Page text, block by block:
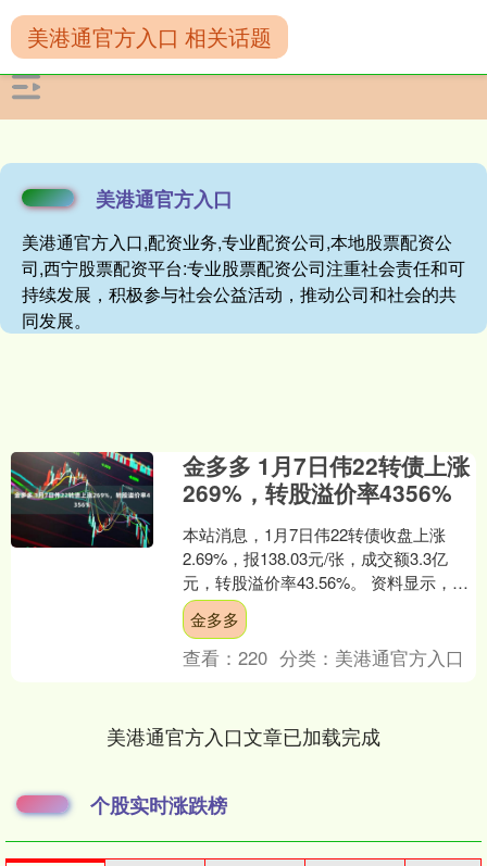
美港通官方入口
美港通官方入口,配资业务,专业配资公司,本地股票配资公
司,西宁股票配资平台:专业股票配资公司注重社会责任和可
持续发展，积极参与社会公益活动，推动公司和社会的共
同发展。
美港通官方入口 相关话题
金多多 1月7日伟22转债上涨
269%，转股溢价率4356%
本站消息，1月7日伟22转债收盘上涨
2.69%，报138.03元/张，成交额3.3亿
元，转股溢价率43.56%。 资料显示，伟
22转债信用级别为“AA”，债券期....
金多多
查看：220 分类： 美港通官方入口
美港通官方入口文章已加载完成
个股实时涨跌榜